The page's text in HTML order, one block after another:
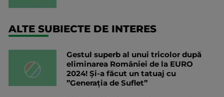
ALTE SUBIECTE DE INTERES
Gestul superb al unui tricolor după
eliminarea României de la EURO
2024! Și-a făcut un tatuaj cu
”Generația de Suflet”